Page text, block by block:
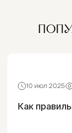
10 июл 2025
Как